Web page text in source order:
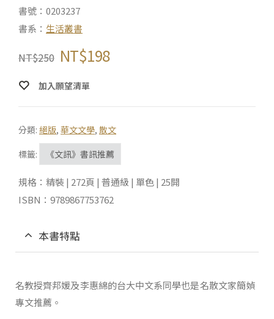
書號：0203237
書系： 生活叢書
NT$250 NT$198
加入願望清單
分類: 絕版, 華文文學, 散文
標籤:
《文訊》書訊推薦
規格：精裝 | 272頁 | 普通級 | 單色 | 25開
ISBN：9789867753762
本書特點
名教授齊邦媛及李惠綿的台大中文系同學也是名散文家簡媜
專文推薦。